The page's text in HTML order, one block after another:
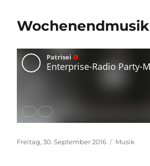
Wochenendmusik
Veröffentlicht
Freitag, 30. September 2016 Kategorien
Musik